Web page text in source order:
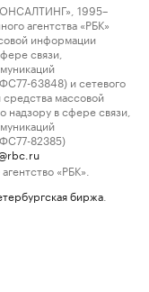
1995–
агентства «РБК»
информации
связи,
63848) и сетевого
средства массовой
в сфере связи,
82385)
«РБК».
биржа